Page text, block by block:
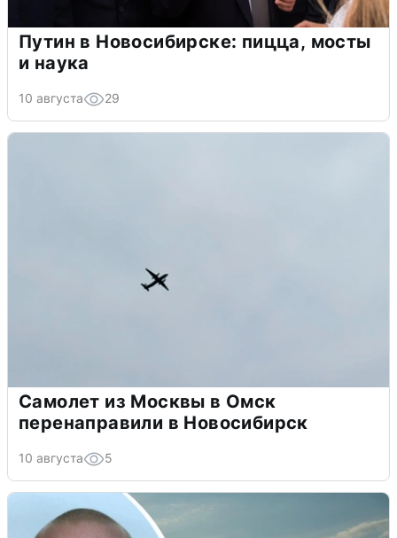
Путин в Новосибирске: пицца, мосты
и наука
10 августа 29
Самолет из Москвы в Омск
перенаправили в Новосибирск
10 августа 5